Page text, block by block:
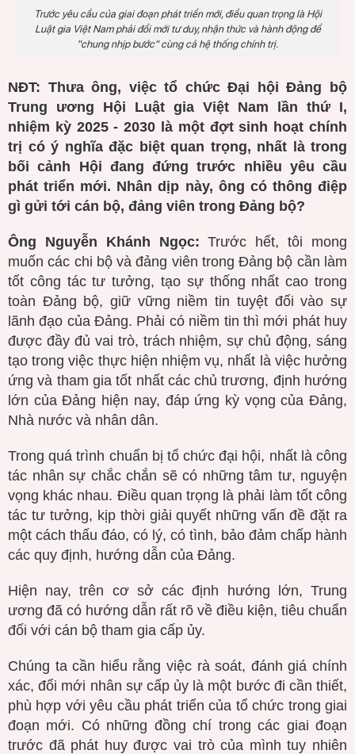
Trước yêu cầu của giai đoạn phát triển mới, điều quan trọng là Hội
Luật gia Việt Nam phải đổi mới tư duy, nhận thức và hành động để
"chung nhịp bước" cùng cả hệ thống chính trị.
NĐT: Thưa ông, việc tổ chức Đại hội Đảng bộ
Trung ương Hội Luật gia Việt Nam lần thứ I,
nhiệm kỳ 2025 - 2030 là một đợt sinh hoạt chính
trị có ý nghĩa đặc biệt quan trọng, nhất là trong
bối cảnh Hội đang đứng trước nhiều yêu cầu
phát triển mới. Nhân dịp này, ông có thông điệp
gì gửi tới cán bộ, đảng viên trong Đảng bộ?
Ông Nguyễn Khánh Ngọc: Trước hết, tôi mong
muốn các chi bộ và đảng viên trong Đảng bộ cần làm
tốt công tác tư tưởng, tạo sự thống nhất cao trong
toàn Đảng bộ, giữ vững niềm tin tuyệt đối vào sự
lãnh đạo của Đảng. Phải có niềm tin thì mới phát huy
được đầy đủ vai trò, trách nhiệm, sự chủ động, sáng
tạo trong việc thực hiện nhiệm vụ, nhất là việc hưởng
ứng và tham gia tốt nhất các chủ trương, định hướng
lớn của Đảng hiện nay, đáp ứng kỳ vọng của Đảng,
Nhà nước và nhân dân.
Trong quá trình chuẩn bị tổ chức đại hội, nhất là công
tác nhân sự chắc chắn sẽ có những tâm tư, nguyện
vọng khác nhau. Điều quan trọng là phải làm tốt công
tác tư tưởng, kịp thời giải quyết những vấn đề đặt ra
một cách thấu đáo, có lý, có tình, bảo đảm chấp hành
các quy định, hướng dẫn của Đảng.
Hiện nay, trên cơ sở các định hướng lớn, Trung
ương đã có hướng dẫn rất rõ về điều kiện, tiêu chuẩn
đối với cán bộ tham gia cấp ủy.
Chúng ta cần hiểu rằng việc rà soát, đánh giá chính
xác, đổi mới nhân sự cấp ủy là một bước đi cần thiết,
phù hợp với yêu cầu phát triển của tổ chức trong giai
đoạn mới. Có những đồng chí trong các giai đoạn
trước đã phát huy được vai trò của mình tuy nhiên